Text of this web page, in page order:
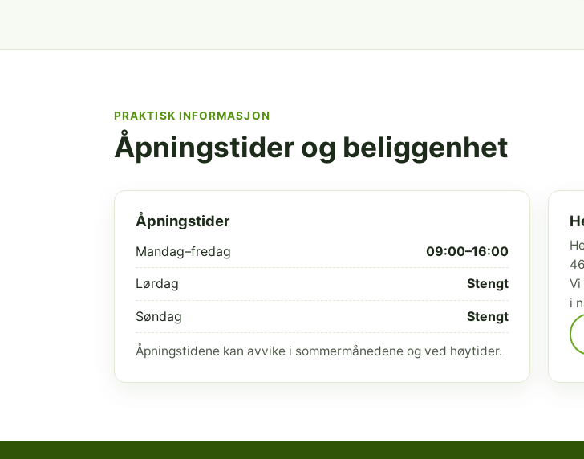
PRAKTISK INFORMASJON
Åpningstider og beliggenhet
Åpningstider
Mandag–fredag 09:00–16:00
Lørdag Stengt
Søndag Stengt
Åpningstidene kan avvike i sommermånedene og ved høytider.
Vi
i